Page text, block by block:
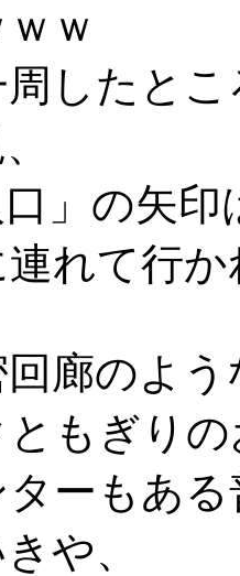
ｗ
周したと
口」の矢
連れて行
廊のよ
もぎり
ーもあ
や、